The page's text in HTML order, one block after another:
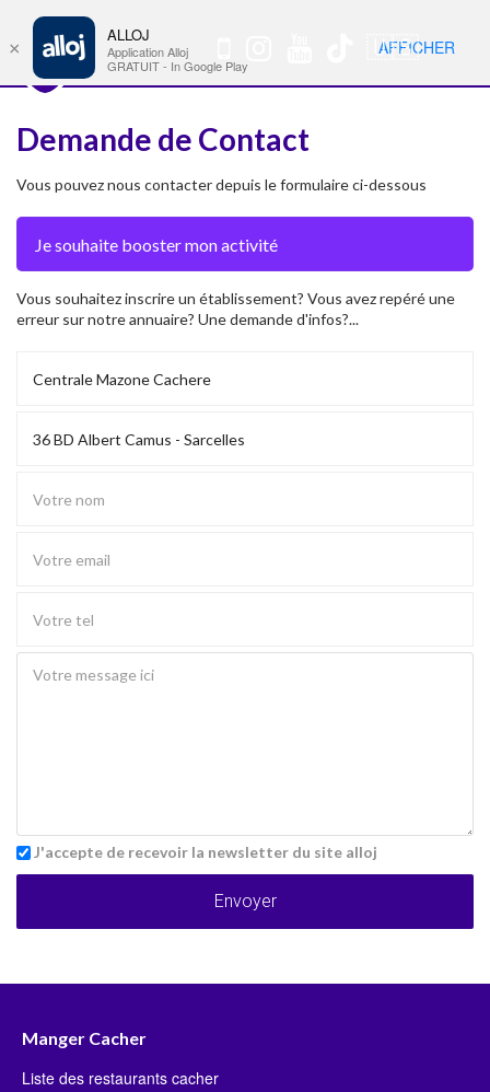
🇺🇸 Nav
Demande de Contact
Vous pouvez nous contacter depuis le formulaire ci-dessous
Vous souhaitez inscrire un établissement? Vous avez repéré une
erreur sur notre annuaire? Une demande d'infos?...
J'accepte de recevoir la newsletter du site alloj
Envoyer
Manger Cacher
Liste des restaurants cacher
×
ALLOJ
Application Alloj
GRATUIT - In Google Play
AFFICHER